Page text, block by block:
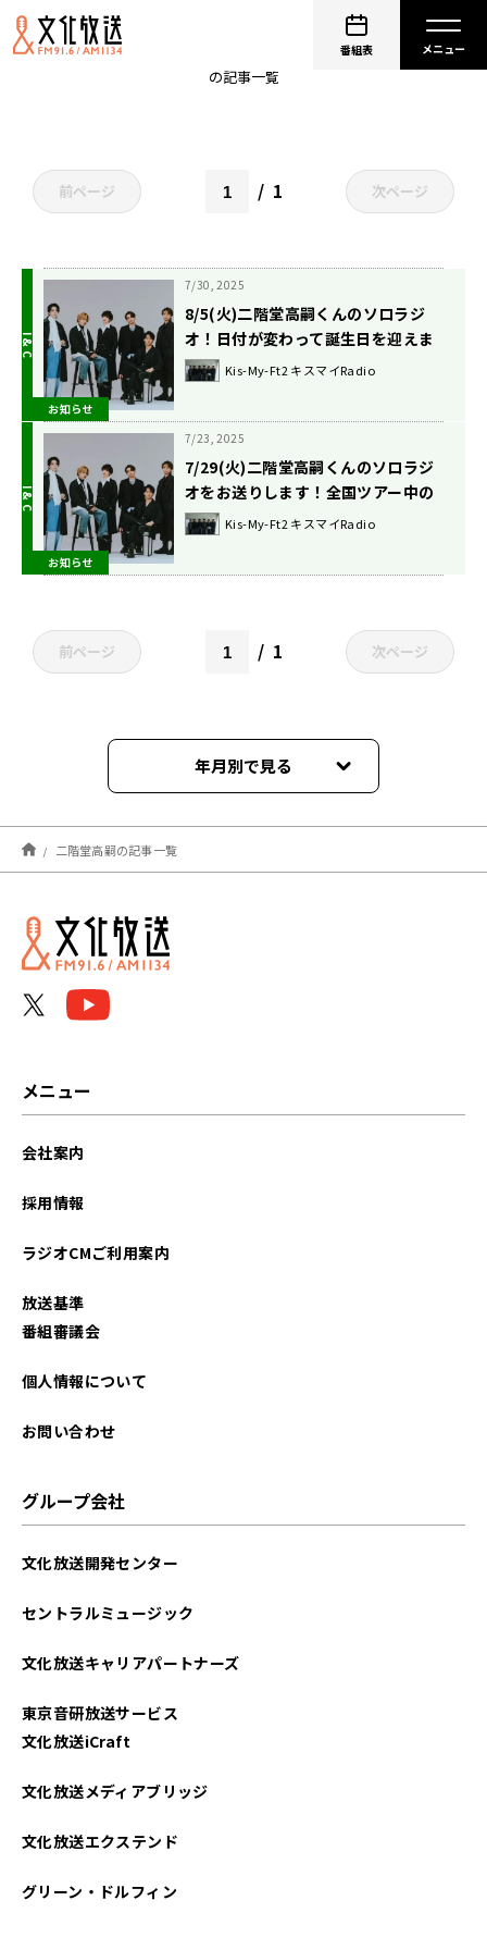
番組表
の記事一覧
前ページ 1 次ページ
お知らせ
7/30, 2025
8/5(火)二階堂高嗣くんのソロラジ
オ！日付が変わって誕生日を迎えま
すよ！Kis-My-Ft2 キスマイRadio
お知らせ
7/23, 2025
7/29(火)二階堂高嗣くんのソロラジ
オをお送りします！全国ツアー中の
最近の動きは？
Kis-My-Ft2 キスマイRadio
前ページ 1 次ページ
年月別で見る
2026年08月
2026年07月
2026年05月
2025年04月
2024年08月
2023年10月
2023年08月
2023年07月
二階堂高嗣の記事一覧
メニュー
会社案内
採用情報
ラジオCMご利用案内
放送基準
番組審議会
個人情報について
お問い合わせ
グループ会社
文化放送開発センター
セントラルミュージック
文化放送キャリアパートナーズ
東京音研放送サービス
文化放送iCraft
文化放送メディアブリッジ
文化放送エクステンド
グリーン・ドルフィン